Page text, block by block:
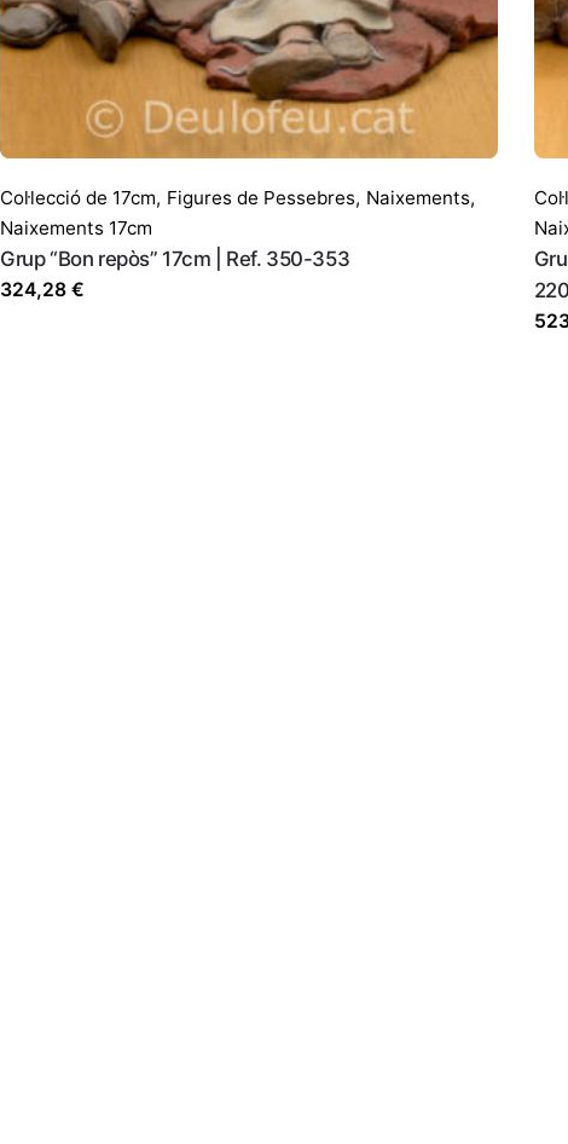
Col·lecció de 17cm, Figures de Pessebres, Naixements,
Naixements 17cm
Grup “Bon repòs” 17cm | Ref. 350-353
324,28€
220